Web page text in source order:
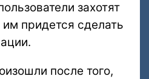
захотят
им придется сделать
после того,